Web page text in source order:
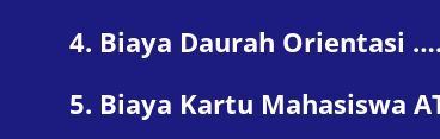
4. Biaya Daurah
5. Biaya Kartu Mahasiswa